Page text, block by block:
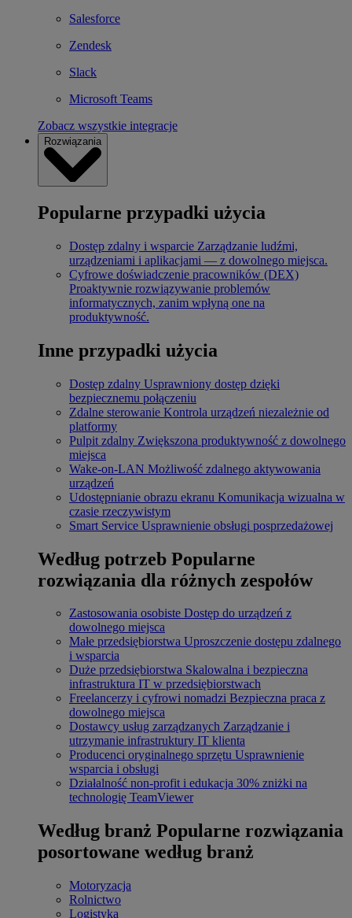
Salesforce
Zendesk
Slack
Microsoft Teams
Zobacz wszystkie integracje
Rozwiązania
Popularne przypadki użycia
Dostęp zdalny i wsparcie Zarządzanie ludźmi,
urządzeniami i aplikacjami — z dowolnego miejsca.
Cyfrowe doświadczenie pracowników (DEX)
Proaktywnie rozwiązywanie problemów
informatycznych, zanim wpłyną one na
produktywność.
Inne przypadki użycia
Dostęp zdalny Usprawniony dostęp dzięki
bezpiecznemu połączeniu
Zdalne sterowanie Kontrola urządzeń niezależnie od
platformy
Pulpit zdalny Zwiększona produktywność z dowolnego
miejsca
Wake-on-LAN Możliwość zdalnego aktywowania
urządzeń
Udostępnianie obrazu ekranu Komunikacja wizualna w
czasie rzeczywistym
Smart Service Usprawnienie obsługi posprzedażowej
Według potrzeb Popularne
rozwiązania dla różnych zespołów
Zastosowania osobiste Dostęp do urządzeń z
dowolnego miejsca
Małe przedsiębiorstwa Uproszczenie dostępu zdalnego
i wsparcia
Duże przedsiębiorstwa Skalowalna i bezpieczna
infrastruktura IT w przedsiębiorstwach
Freelancerzy i cyfrowi nomadzi Bezpieczna praca z
dowolnego miejsca
Dostawcy usług zarządzanych Zarządzanie i
utrzymanie infrastruktury IT klienta
Producenci oryginalnego sprzętu Usprawnienie
wsparcia i obsługi
Działalność non-profit i edukacja 30% zniżki na
technologię TeamViewer
Według branż Popularne rozwiązania
posortowane według branż
Motoryzacja
Rolnictwo
Logistyka